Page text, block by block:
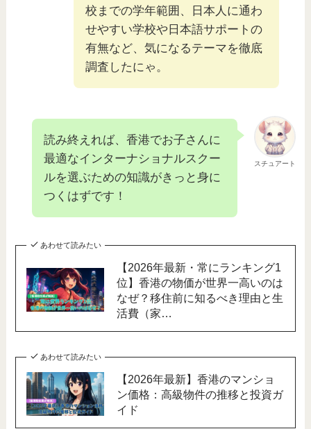
校までの学年範囲、日本人に通わ
せやすい学校や日本語サポートの
有無など、気になるテーマを徹底
調査したにゃ。
スチュアート
読み終えれば、香港でお子さんに
最適なインターナショナルスクー
ルを選ぶための知識がきっと身に
つくはずです！
あわせて読みたい
【2026年最新・常にランキング1
位】香港の物価が世界一高いのは
なぜ？移住前に知るべき理由と生
活費（家…
あわせて読みたい
【2026年最新】香港のマンショ
ン価格：高級物件の推移と投資ガ
イド